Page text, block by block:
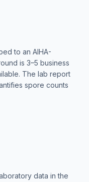
to an AIHA-
is 3–5 business
The lab report
spore counts
data in the